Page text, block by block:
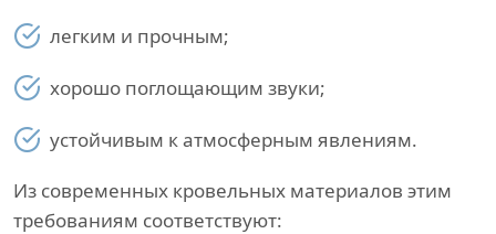
легким и прочным;
хорошо поглощающим звуки;
устойчивым к атмосферным явлениям.
Из современных кровельных материалов этим
требованиям соответствуют: